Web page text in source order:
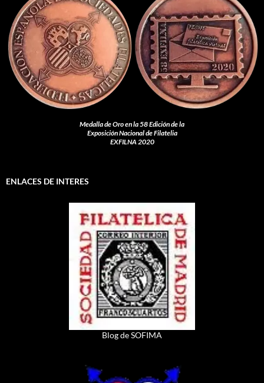
Medalla de Oro en la 58 Edición de la
Exposición Nacional de Filatelia
EXFILNA 2020
ENLACES DE INTERES
Blog de SOFIMA